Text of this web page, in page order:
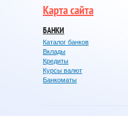
Карта сайта
БАНКИ
Каталог банков
Вклады
Кредиты
Курсы валют
Банкоматы